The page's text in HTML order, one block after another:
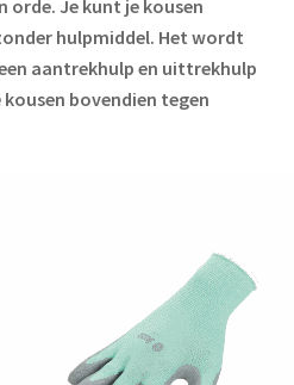
orde. Je kunt je kousen
hulpmiddel. Het wordt
aantrekhulp en uittrekhulp
bovendien tegen